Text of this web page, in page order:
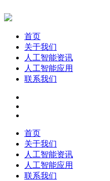
首页
关于我们
人工智能资讯
人工智能应用
联系我们
首页
关于我们
人工智能资讯
人工智能应用
联系我们